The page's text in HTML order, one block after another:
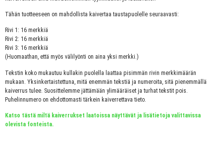
Tähän tuotteeseen on mahdollista kaivertaa taustapuolelle seuraavasti:
Rivi 1: 16 merkkiä
Rivi 2: 16 merkkiä
Rivi 3: 16 merkkiä
(Huomaathan, että myös välilyönti on aina yksi merkki.)
Tekstin koko mukautuu kullakin puolella laattaa pisimmän rivin merkkimäärän
mukaan. Yksinkertaistettuna, mitä enemmän tekstiä ja numeroita, sitä pienemmällä
kaiverrus tulee. Suosittelemme jättämään ylimääräiset ja turhat tekstit pois.
Puhelinnumero on ehdottomasti tärkein kaiverrettava tieto.
Katso tästä miltä kaiverrukset laatoissa näyttävät ja lisätietoja valittavissa
olevista fonteista.